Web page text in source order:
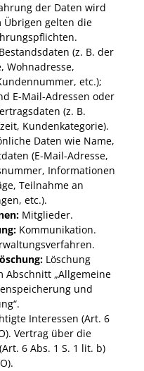
der Daten wird
gelten die
(z. B. der
Wohnadresse,
etc.);
E-Mail-Adressen oder
(z. B.
Kundenkategorie).
Daten wie Name,
(E-Mail-Adresse,
Informationen
Teilnahme an
etc.).
Mitglieder.
Kommunikation.
Löschung
Abschnitt „Allgemeine
und
Interessen (Art. 6
Vertrag über die
6 Abs. 1 S. 1 lit. b)